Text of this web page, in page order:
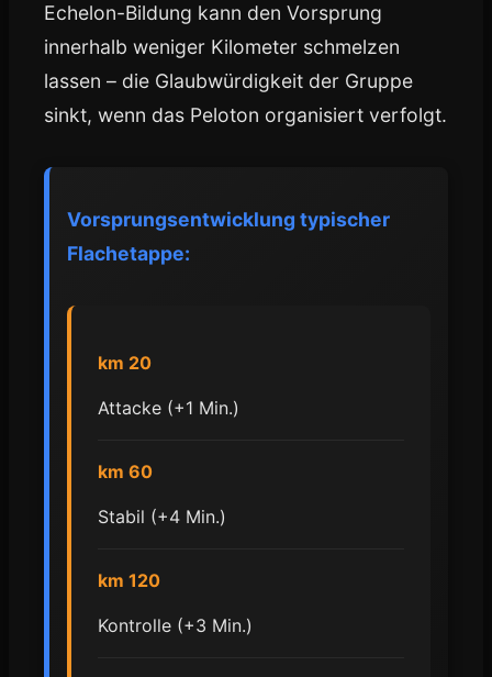
Echelon-Bildung kann den Vorsprung
innerhalb weniger Kilometer schmelzen
lassen – die Glaubwürdigkeit der Gruppe
sinkt, wenn das Peloton organisiert verfolgt.
Vorsprungsentwicklung typischer
Flachetappe:
km 20
Attacke (+1 Min.)
km 60
Stabil (+4 Min.)
km 120
Kontrolle (+3 Min.)